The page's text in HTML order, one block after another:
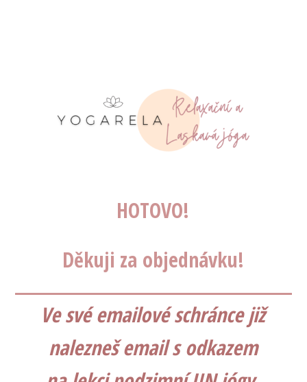
HOTOVO!
Děkuji za objednávku!
Ve své emailové schránce již
nalezneš email s odkazem